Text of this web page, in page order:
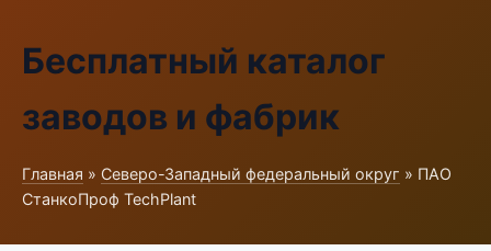
Бесплатный каталог
заводов и фабрик
Главная » Северо-Западный федеральный округ » ПАО
СтанкоПроф TechPlant